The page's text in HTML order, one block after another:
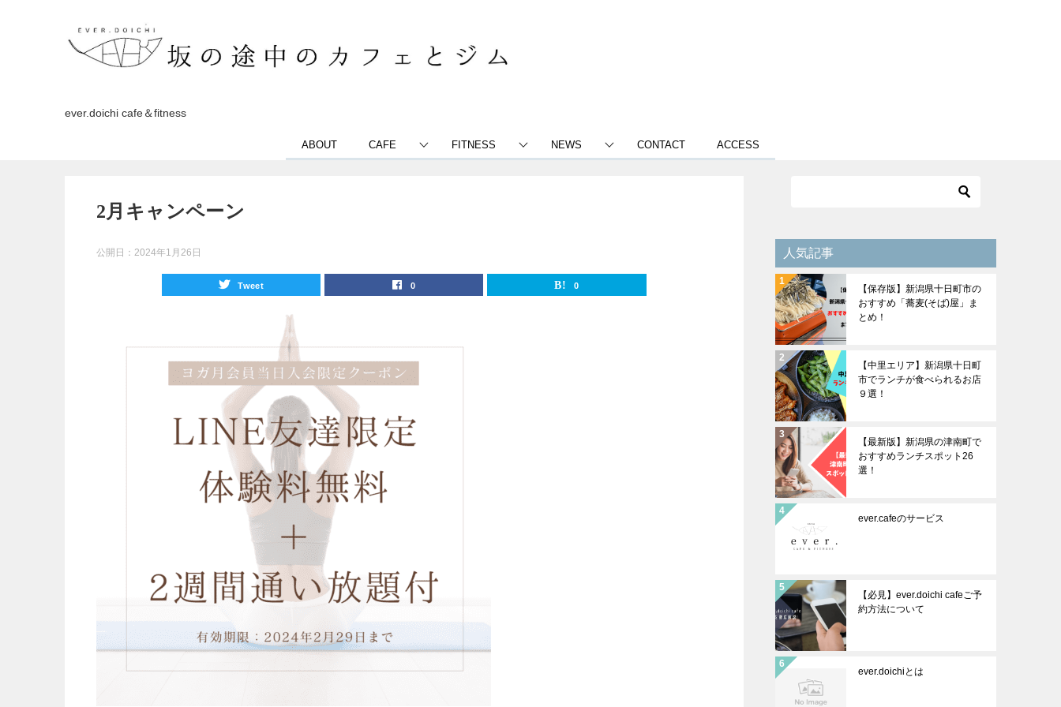
ever.doichi cafe＆fitness
ABOUT CAFE FITNESS NEWS CONTACT ACCESS
2月キャンペーン
公開日： 2024年1月26日
Tweet 0 0
人気記事
【保存版】新潟県十日町市の
おすすめ「蕎麦(そば)屋」ま
とめ！
【中里エリア】新潟県十日町
市でランチが食べられるお店
９選！
【最新版】新潟県の津南町で
おすすめランチスポット26
選！
ever.cafeのサービス
【必見】ever.doichi cafeご予
約方法について
ever.doichiとは